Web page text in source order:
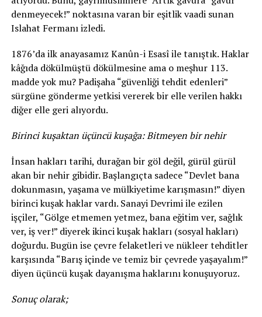
denmeyecek!” noktasına varan bir eşitlik vaadi sunan
Islahat Fermanı izledi.
1876’da ilk anayasamız Kanûn-i Esasî ile tanıştık. Haklar
kâğıda dökülmüştü dökülmesine ama o meşhur 113.
madde yok mu? Padişaha “güvenliği tehdit edenleri”
sürgüne gönderme yetkisi vererek bir elle verilen hakkı
diğer elle geri alıyordu.
Birinci kuşaktan üçüncü kuşağa: Bitmeyen bir nehir
İnsan hakları tarihi, durağan bir göl değil, gürül gürül
akan bir nehir gibidir. Başlangıçta sadece “Devlet bana
dokunmasın, yaşama ve mülkiyetime karışmasın!” diyen
birinci kuşak haklar vardı. Sanayi Devrimi ile ezilen
işçiler, “Gölge etmemen yetmez, bana eğitim ver, sağlık
ver, iş ver!” diyerek ikinci kuşak hakları (sosyal hakları)
doğurdu. Bugün ise çevre felaketleri ve nükleer tehditler
karşısında “Barış içinde ve temiz bir çevrede yaşayalım!”
diyen üçüncü kuşak dayanışma haklarını konuşuyoruz.
Sonuç olarak;